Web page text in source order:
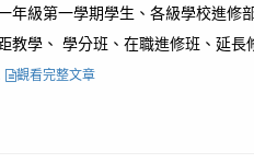
年級第一學期學生、各級學校進修
教學、 學分班、在職進修班、延
觀看完整文章